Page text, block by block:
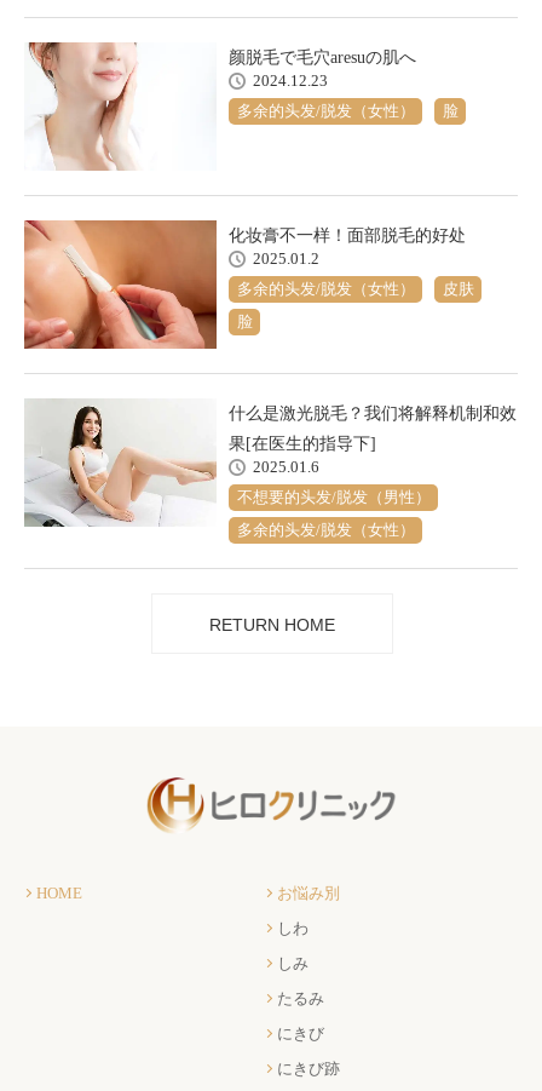
颜脱毛で毛穴aresuの肌へ
2024.12.23
多余的头发/脱发（女性）
脸
化妆膏不一样！面部脱毛的好处
2025.01.2
多余的头发/脱发（女性）
皮肤
脸
什么是激光脱毛？我们将解释机制和效
果[在医生的指导下]
2025.01.6
不想要的头发/脱发（男性）
多余的头发/脱发（女性）
RETURN HOME
HOME
お悩み別
しわ
しみ
たるみ
にきび
にきび跡